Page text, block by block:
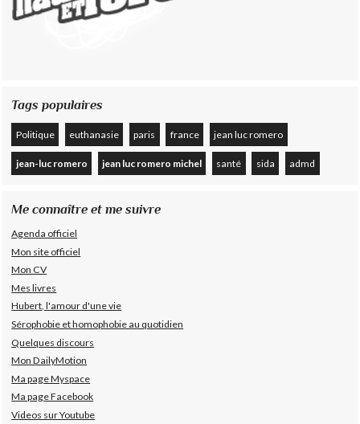
Tags populaires
Politique euthanasie paris france jean luc romero
jean-luc romero jean luc romero michel santé sida admd
Me connaître et me suivre
Agenda officiel
Mon site officiel
Mon CV
Mes livres
Hubert, l'amour d'une vie
Sérophobie et homophobie au quotidien
Quelques discours
Mon DailyMotion
Ma page Myspace
Ma page Facebook
Videos sur Youtube